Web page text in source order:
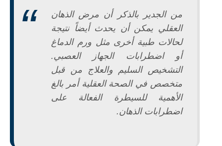
من الجدير بالذكر أن مرض الذهان
العقلي يمكن أن يحدث أيضاً نتيجة
لحالات طبية أخرى مثل ورم الدماغ
أو اضطرابات الجهاز العصبي.
التشخيص السليم والعلاج من قبل
متخصص في الصحة العقلية أمر بالغ
الأهمية للسيطرة الفعالة على
اضطرابات الذهان.